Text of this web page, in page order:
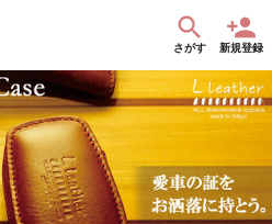
さがす 新規登録